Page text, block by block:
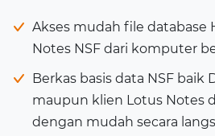
Akses mudah file database
Notes NSF dari komputer
Berkas basis data NSF baik
maupun klien Lotus Notes
dengan mudah secara